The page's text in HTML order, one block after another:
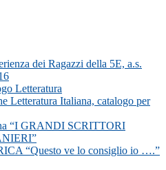
dei Ragazzi della 5E, a.s.
Letteratura
Letteratura Italiana, catalogo per
“I GRANDI SCRITTORI
“Questo ve lo consiglio io ….”